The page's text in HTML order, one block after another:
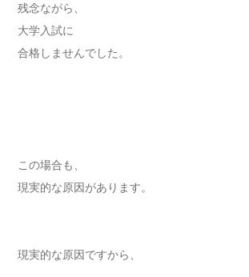
残念ながら、
大学入試に
合格しませんでした。
この場合も、
現実的な原因があります。
現実的な原因ですから、